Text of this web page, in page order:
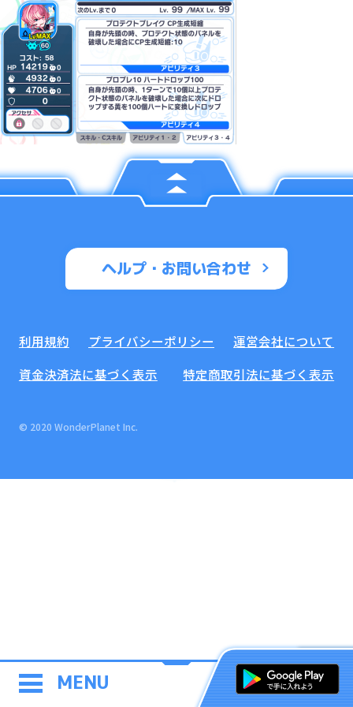
MENU
ヘルプ・お問い合わせ
利用規約 プライバシーポリシー
運営会社について
資金決済法に基づく表示
特定商取引法に基づく表示
© 2020 WonderPlanet Inc.